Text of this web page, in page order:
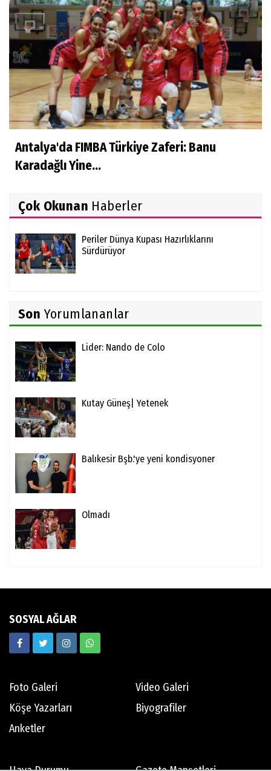
Antalya'da FIMBA Türkiye Zaferi: Banu
Karadağlı Yine...
Çok Okunan Haberler
Periler Dünya Kupası Hazırlıklarını
Sürdürüyor
Son Yorumlananlar
Lider: Nando de Colo
Kutay Güneş| Yetenek
Balıkesir Bşb.'ye yeni kondisyoner
Olmadı
SOSYAL AĞLAR
Foto Galeri
Video Galeri
Köşe Yazarları
Biyografiler
Anketler